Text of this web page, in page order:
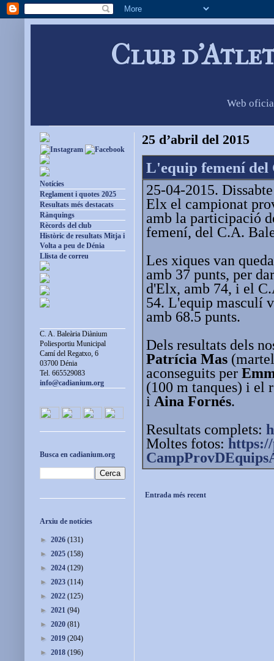
Club
Web
25 d’abril del 2015
L'equip femení
25-04-2015.
Elx el campionat
amb la participació
femení, del C.A.
Les xiques van
amb 37 punts, per
d'Elx, amb 74, i el
54. L'equip masculí
amb 68.5 punts.
Dels resultats dels
Patrícia Mas
aconseguits per
(100 m tanques) i el
i Aina Fornés.
Resultats complets:
Moltes fotos: https://
Entrada més recent
Notícies
Reglament i quotes 2025
Resultats més destacats
Rànquings
Rècords del club
Històric de resultats Mitja i
Volta a peu de Dénia
Llista de correu
C. A. Baleària Diànium
Poliesportiu Municipal
Camí del Regatxo, 6
03700 Dénia
Tel. 665529083
info@cadianium.org
Busca en cadianium.org
Arxiu de notícies
► 2026 (131)
► 2025 (158)
► 2024 (129)
► 2023 (114)
► 2022 (125)
► 2021 (94)
► 2020 (81)
► 2019 (204)
► 2018 (196)